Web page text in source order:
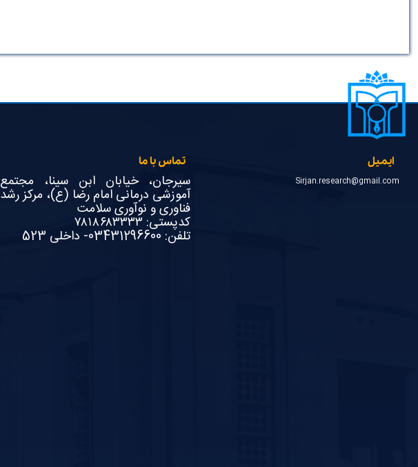
ایمیل
Sirjan.research@gmail.com
تماس با ما
سیرجان، خیابان ابن سینا، مجتمع
آموزشی درمانی امام رضا (ع)، مرکز رشد
فناوری و نوآوری سلامت
کدپستی: ۷۸۱۸۶۸۳۳۳۳
تلفن: 03431296600- داخلی 523